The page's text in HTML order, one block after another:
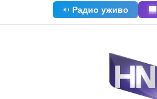
Радио уживо